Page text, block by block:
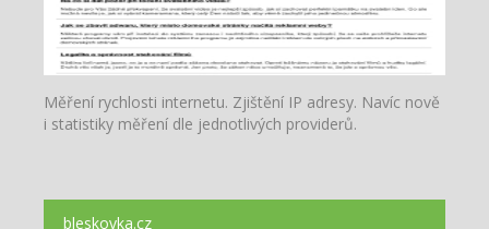
Měření rychlosti internetu. Zjištění IP adresy. Navíc nově
i statistiky měření dle jednotlivých providerů.
bleskovka.cz